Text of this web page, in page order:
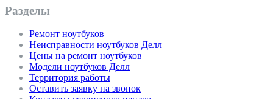
Разделы
Ремонт ноутбуков
Неисправности ноутбуков Делл
Цены на ремонт ноутбуков
Модели ноутбуков Делл
Территория работы
Оставить заявку на звонок